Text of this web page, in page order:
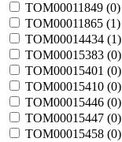
TOM00011849 (0)
TOM00011865 (1)
TOM00014434 (1)
TOM00015383 (0)
TOM00015401 (0)
TOM00015410 (0)
TOM00015446 (0)
TOM00015447 (0)
TOM00015458 (0)